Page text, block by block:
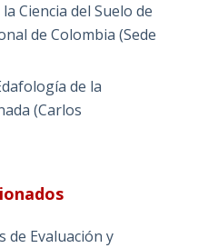
Ciencia del Suelo de
de Colombia (Sede
de la
(Carlos
de Evaluación y